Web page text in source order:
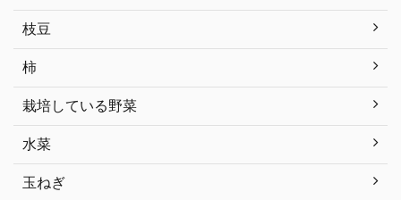
枝豆
柿
栽培している野菜
水菜
玉ねぎ